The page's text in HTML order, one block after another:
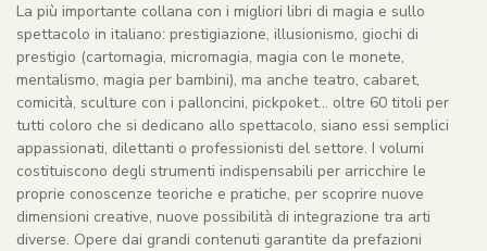
La più importante collana con i migliori libri di magia e sullo
spettacolo in italiano: prestigiazione, illusionismo, giochi di
prestigio (cartomagia, micromagia, magia con le monete,
mentalismo, magia per bambini), ma anche teatro, cabaret,
comicità, sculture con i palloncini, pickpoket… oltre 60 titoli per
tutti coloro che si dedicano allo spettacolo, siano essi semplici
appassionati, dilettanti o professionisti del settore. I volumi
costituiscono degli strumenti indispensabili per arricchire le
proprie conoscenze teoriche e pratiche, per scoprire nuove
dimensioni creative, nuove possibilità di integrazione tra arti
diverse. Opere dai grandi contenuti garantite da prefazioni